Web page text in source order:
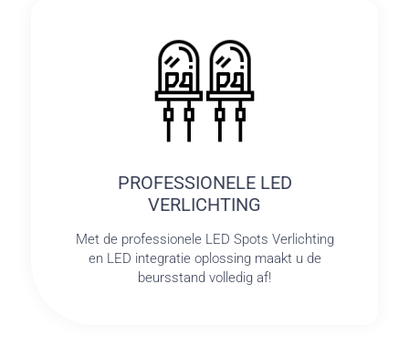
PROFESSIONELE LED
VERLICHTING
Met de professionele LED Spots Verlichting
en LED integratie oplossing maakt u de
beursstand volledig af!